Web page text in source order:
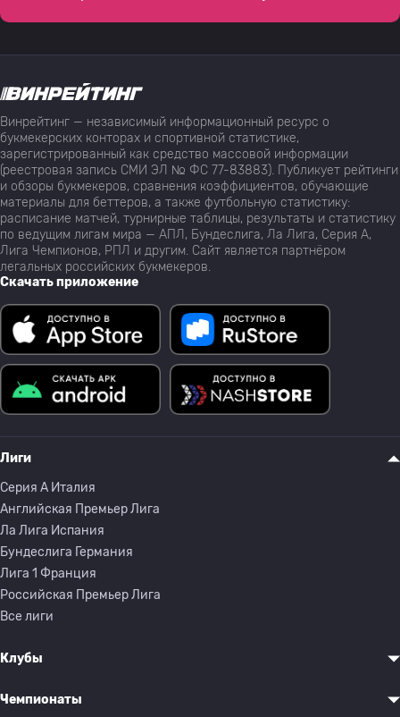
Винрейтинг — независимый информационный ресурс о
букмекерских конторах и спортивной статистике,
зарегистрированный как средство массовой информации
(реестровая запись СМИ ЭЛ № ФС 77-83883). Публикует рейтинги
и обзоры букмекеров, сравнения коэффициентов, обучающие
материалы для беттеров, а также футбольную статистику:
расписание матчей, турнирные таблицы, результаты и статистику
по ведущим лигам мира — АПЛ, Бундеслига, Ла Лига, Серия А,
Лига Чемпионов, РПЛ и другим. Сайт является партнёром
легальных российских букмекеров.
Скачать приложение
Лиги
Серия A Италия
Английская Премьер Лига
Ла Лига Испания
Бундеслига Германия
Лига 1 Франция
Российская Премьер Лига
Все лиги
Клубы
Чемпионаты